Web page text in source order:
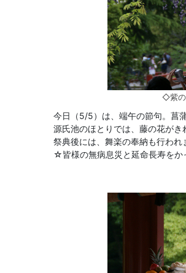
◇紫の
今日（5/5）は、端午の節句。菖
源氏池のほとりでは、藤の花がき
祭典後には、舞楽の奉納も行われ
☆皆様の無病息災と延命長寿をか